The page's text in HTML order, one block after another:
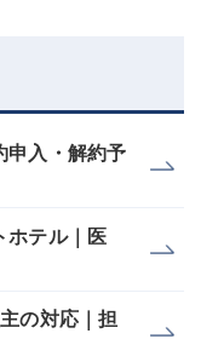
申入・解約予
ホテル｜医
の対応｜担